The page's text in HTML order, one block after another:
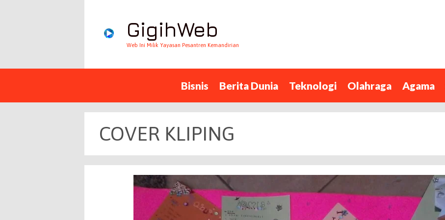
GigihWeb
Web Ini Milik Yayasan Pesantren Kemandirian
Bisnis Berita Dunia Teknologi Olahraga Agama
COVER KLIPING